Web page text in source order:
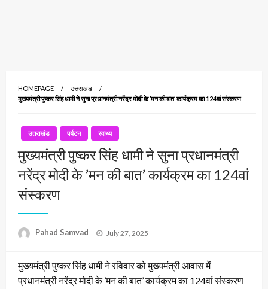
HOMEPAGE
उत्तराखंड
मुख्यमंत्री पुष्कर सिंह धामी ने सुना प्रधानमंत्री नरेंद्र मोदी के ’मन की बात’ कार्यक्रम का 124वां संस्करण
उत्तराखंड पर्यटन स्वाथ्य
मुख्यमंत्री पुष्कर सिंह धामी ने सुना प्रधानमंत्री
नरेंद्र मोदी के ’मन की बात’ कार्यक्रम का 124वां
संस्करण
Pahad Samvad
Posted
July 27, 2025
मुख्यमंत्री पुष्कर सिंह धामी ने रविवार को मुख्यमंत्री आवास में
प्रधानमंत्री नरेंद्र मोदी के ’मन की बात’ कार्यक्रम का 124वां संस्करण